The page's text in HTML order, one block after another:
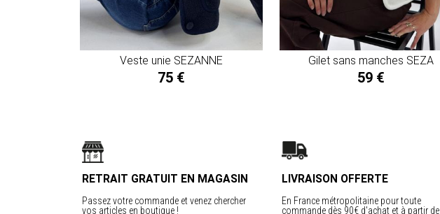
Veste unie SEZANNE
75 €
Gilet sans manches SEZA
59 €
RETRAIT GRATUIT EN MAGASIN
Passez votre commande et venez chercher
vos articles en boutique !
LIVRAISON OFFERTE
En France métropolitaine pour toute
commande dès 90€ d'achat et à partir de